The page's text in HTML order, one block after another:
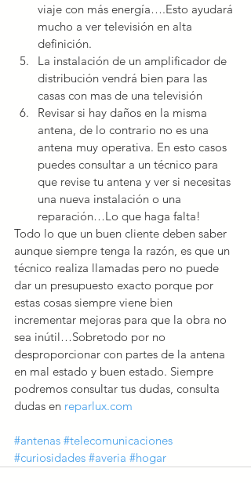
viaje con más energía….Esto ayudará
mucho a ver televisión en alta
definición.
La instalación de un amplificador de
distribución vendrá bien para las
casas con mas de una televisión
Revisar si hay daños en la misma
antena, de lo contrario no es una
antena muy operativa. En esto casos
puedes consultar a un técnico para
que revise tu antena y ver si necesitas
una nueva instalación o una
reparación…Lo que haga falta!
Todo lo que un buen cliente deben saber
aunque siempre tenga la razón, es que un
técnico realiza llamadas pero no puede
dar un presupuesto exacto porque por
estas cosas siempre viene bien
incrementar mejoras para que la obra no
sea inútil…Sobretodo por no
desproporcionar con partes de la antena
en mal estado y buen estado. Siempre
podremos consultar tus dudas, consulta
dudas en reparlux.com
#antenas #telecomunicaciones
#curiosidades #averia #hogar